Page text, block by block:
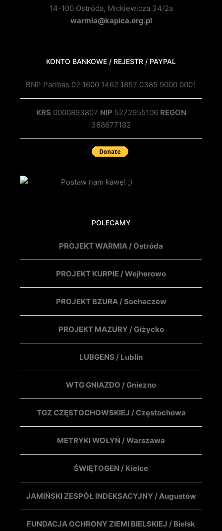
14-100 Ostróda, Mickiewicza 34/2a
warmia@kapica.org.pl
KONTO BANKOWE / REJESTR / PAYPAL
BNP Paribas 02 1600 1462 1857 0385 9000 0001
KRS 0000893807 NIP 5272955106 REGON
388677182
POLECAMY
PROJEKT WARMIA / Ostróda
PROJEKT KURPIE / Wejherowo
PROJEKT BZURA / Sochaczew
PROJEKT MAZURY / Giżycko
LUBGENS / Lublin
WTG GNIAZDO / Gniezno
TGZ CZĘSTOCHOWSKIEJ / Częstochowa
METRYKI WOŁYŃ / Warszawa
ŚWIĘTOGEN / Kielce
JAMIŃSKI ZESPÓŁ INDEKSACYJNY / Augustów
FUNDACJA OCHRONY ZIEMI BIELSKIEJ / Bielsk